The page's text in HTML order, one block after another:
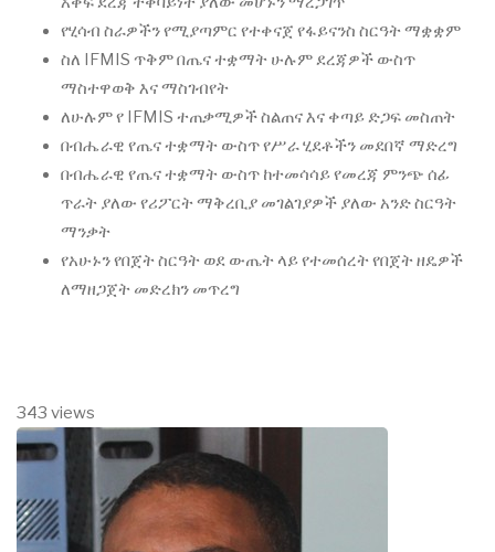
የሂሳብ ስራዎችን የሚያጣምር የተቀናጀ የፋይናንስ ስርዓት ማቋቋም
ስለ IFMIS ጥቅም በጤና ተቋማት ሁሉም ደረጃዎች ውስጥ
ማስተዋወቅ እና ማስገብየት
ለሁሉም የ IFMIS ተጠቃሚዎች ስልጠና እና ቀጣይ ድጋፍ መስጠት
በብሔራዊ የጤና ተቋማት ውስጥ የሥራ ሂደቶችን መደበኛ ማድረግ
በብሔራዊ የጤና ተቋማት ውስጥ ከተመሳሳይ የመረጃ ምንጭ ሰፊ
ጥራት ያለው የሪፖርት ማቅረቢያ መገልገያዎች ያለው አንድ ስርዓት
ማንቃት
የአሁኑን የበጀት ስርዓት ወደ ውጤት ላይ የተመሰረት የበጀት ዘዴዎች
ለማዘጋጀት መድረክን መጥረግ
343 views